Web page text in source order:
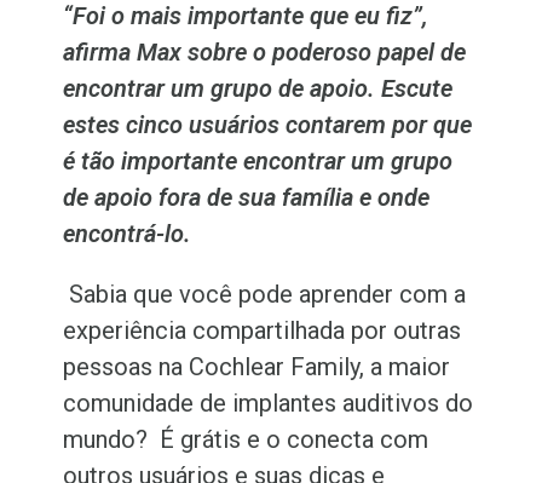
“Foi o mais importante que eu fiz”,
afirma Max sobre o poderoso papel de
encontrar um grupo de apoio. Escute
estes cinco usuários contarem por que
é tão importante encontrar um grupo
de apoio fora de sua família e onde
encontrá-lo.
Sabia que você pode aprender com a
experiência compartilhada por outras
pessoas na Cochlear Family, a maior
comunidade de implantes auditivos do
mundo? É grátis e o conecta com
outros usuários e suas dicas e